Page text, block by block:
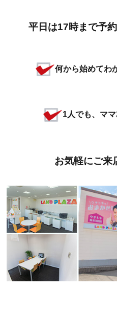
平日は17時まで予
何から始めてわ
1人でも、マ
お気軽にご来